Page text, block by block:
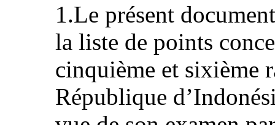
1.Le présent
la liste de points
cinquième et sixième
République